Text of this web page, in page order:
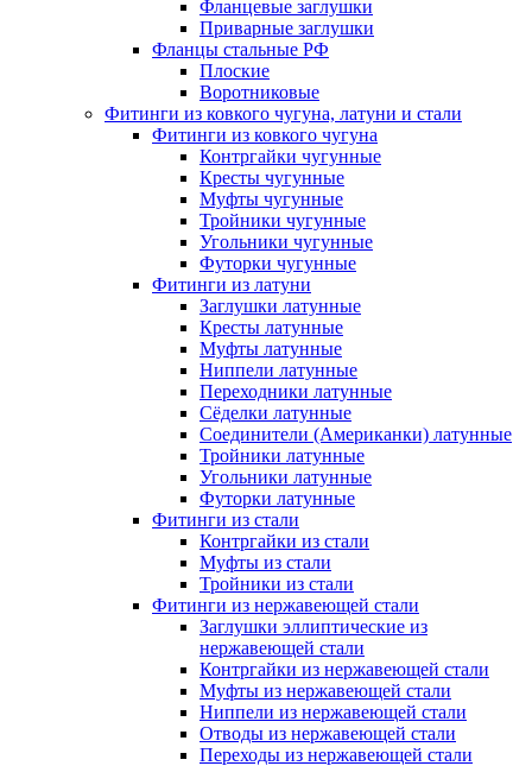
Фланцевые заглушки
Приварные заглушки
Фланцы стальные РФ
Плоские
Воротниковые
Фитинги из ковкого чугуна, латуни и стали
Фитинги из ковкого чугуна
Контргайки чугунные
Кресты чугунные
Муфты чугунные
Тройники чугунные
Угольники чугунные
Футорки чугунные
Фитинги из латуни
Заглушки латунные
Кресты латунные
Муфты латунные
Ниппели латунные
Переходники латунные
Сёделки латунные
Соединители (Американки) латунные
Тройники латунные
Угольники латунные
Футорки латунные
Фитинги из стали
Контргайки из стали
Муфты из стали
Тройники из стали
Фитинги из нержавеющей стали
Заглушки эллиптические из
нержавеющей стали
Контргайки из нержавеющей стали
Муфты из нержавеющей стали
Ниппели из нержавеющей стали
Отводы из нержавеющей стали
Переходы из нержавеющей стали